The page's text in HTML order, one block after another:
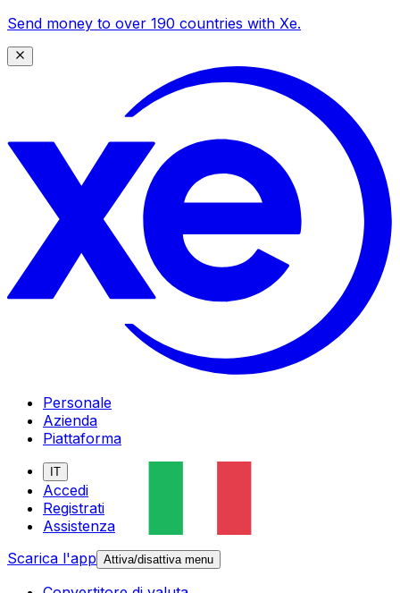
Send money to over 190 countries with Xe.
Personale
Azienda
Piattaforma
IT
Accedi
Registrati
Assistenza
Scarica l'app Attiva/disattiva menu